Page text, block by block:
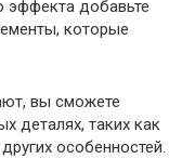
добавьте
которые
вы сможете
деталях, таких как
особенностей.